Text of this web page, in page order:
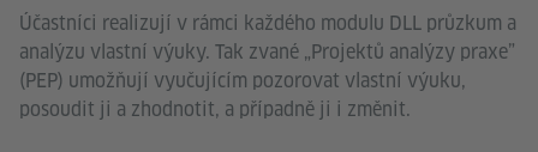
Účastníci realizují v rámci každého modulu DLL průzkum a
analýzu vlastní výuky. Tak zvané „Projektů analýzy praxe”
(PEP) umožňují vyučujícím pozorovat vlastní výuku,
posoudit ji a zhodnotit, a případně ji i změnit.